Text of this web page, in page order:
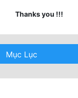
Thanks you !!!
Mục Lục